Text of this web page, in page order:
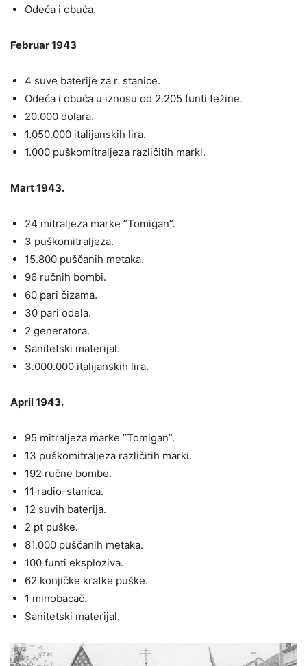
Odeća i obuća.
Februar 1943
4 suve baterije za r. stanice.
Odeća i obuća u iznosu od 2.205 funti težine.
20.000 dolara.
1.050.000 italijanskih lira.
1.000 puškomitraljeza različitih marki.
Мart 1943.
24 mitraljeza marke ”Tomigan”.
3 puškomitraljeza.
15.800 puščanih metaka.
96 ručnih bombi.
60 pari čizama.
30 pari odela.
2 generatora.
Sanitetski materijal.
3.000.000 italijanskih lira.
Аpril 1943.
95 mitraljeza marke ”Tomigan”.
13 puškomitraljeza različitih marki.
192 ručne bombe.
11 radio-stanica.
12 suvih baterija.
2 pt puške.
81.000 puščanih metaka.
100 funti eksploziva.
62 konjičke kratke puške.
1 minobacač.
Sanitetski materijal.